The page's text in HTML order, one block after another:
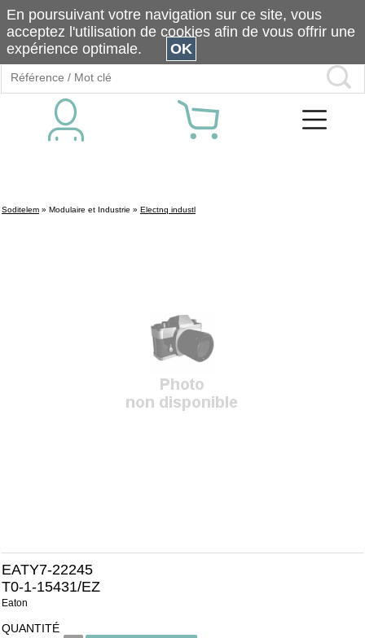
Soditelem » Modulaire et Industrie » Electnq industl
EATY7-22245
T0-1-15431/EZ
Eaton
QUANTITÉ
En poursuivant votre navigation sur ce site, vous
acceptez l'utilisation de cookies afin de vous offrir une
expérience optimale.
OK